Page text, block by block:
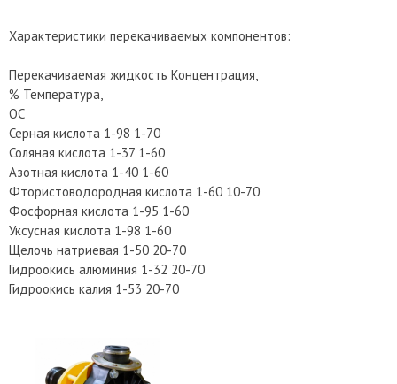
Характеристики перекачиваемых компонентов:
Перекачиваемая жидкость Концентрация,
% Температура,
ОС
Серная кислота 1-98 1-70
Соляная кислота 1-37 1-60
Азотная кислота 1-40 1-60
Фтористоводородная кислота 1-60 10-70
Фосфорная кислота 1-95 1-60
Уксусная кислота 1-98 1-60
Щелочь натриевая 1-50 20-70
Гидроокись алюминия 1-32 20-70
Гидроокись калия 1-53 20-70